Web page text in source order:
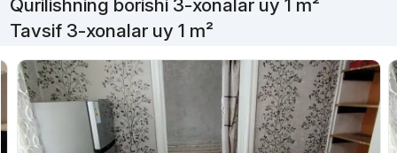
Qurilishning borishi 3-xonalar uy 1 m²
Tavsif 3-xonalar uy 1 m²